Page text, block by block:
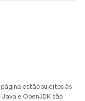
estão sujeitos às
. Java e OpenJDK são